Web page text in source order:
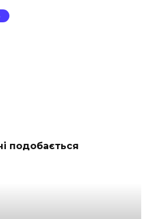
подобається